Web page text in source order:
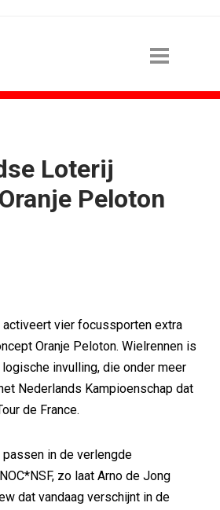
Loterij
Peloton
vier focussporten extra
Oranje Peloton. Wielrennen is
invulling, die onder meer
Nederlands Kampioenschap dat
de France.
in de verlengde
zo laat Arno de Jong
dat vandaag verschijnt in de